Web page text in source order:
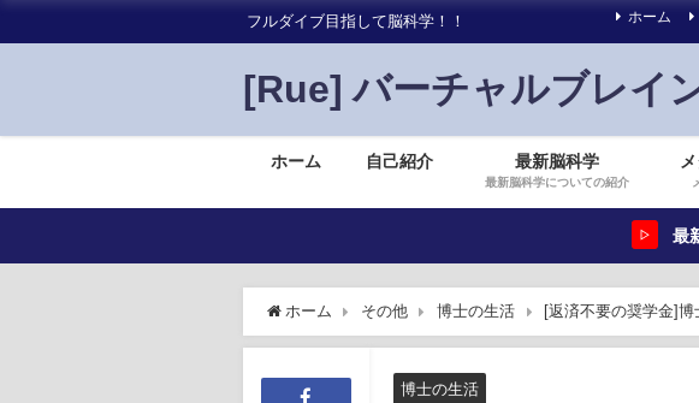
フルダイブ目指して脳科学！！ ホーム
[Rue] バーチャルブレイ
ホーム 自己紹介 最新脳科学
最新脳科学についての紹介
▷ 最
ホーム その他 博士の生活 [返済不要の奨学金]
博士の生活